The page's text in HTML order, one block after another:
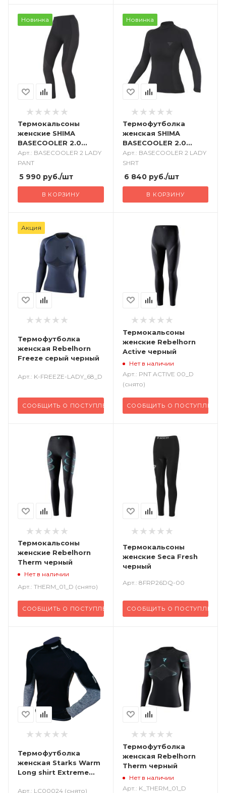
Новинка
Термокальсоны
женские SHIMA
BASECOOLER 2.0
черный
Арт.: BASECOOLER 2 LADY
PANT
5 990 руб./шт
В КОРЗИНУ
Новинка
Термофутболка
женская SHIMA
BASECOOLER 2.0
черный
Арт.: BASECOOLER 2 LADY
SHRT
6 840руб./шт
В КОРЗИНУ
Акция
Термофутболка
женская Rebelhorn
Freeze серый черный
Арт.: K-FREEZE-LADY_68_D
СООБЩИТЬ О ПОСТУПЛЕНИИ
Термокальсоны
женские Rebelhorn
Active черный
Нет в наличии
Арт.: PNT ACTIVE 00_D
(снято)
СООБЩИТЬ О ПОСТУПЛЕНИИ
Термокальсоны
женские Rebelhorn
Therm черный
Нет в наличии
Арт.: THERM_01_D (снято)
СООБЩИТЬ О ПОСТУПЛЕНИИ
Термокальсоны
женские Seca Fresh
черный
Арт.: 8FRP26DQ-00
СООБЩИТЬ О ПОСТУПЛЕНИИ
Термофутболка
женская Starks Warm
Long shirt Extreme
Арт.: LC00024 (снято)
Термофутболка
женская Rebelhorn
Therm черный
Нет в наличии
Арт.: K_THERM_01_D